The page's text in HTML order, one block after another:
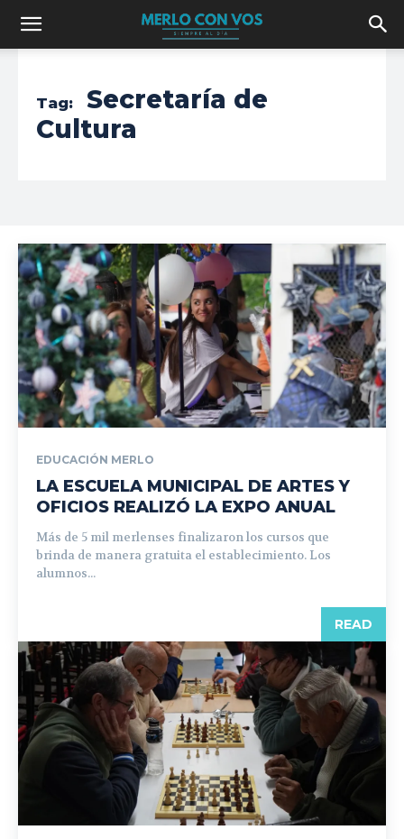
Tag:
Secretaría de
Cultura
EDUCACIÓN MERLO
LA ESCUELA MUNICIPAL DE ARTES Y
OFICIOS REALIZÓ LA EXPO ANUAL
Más de 5 mil merlenses finalizaron los cursos que
brinda de manera gratuita el establecimiento. Los
alumnos...
READ